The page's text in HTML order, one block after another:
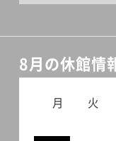
屋―
会
の
の
て
8月の休館情
月 火